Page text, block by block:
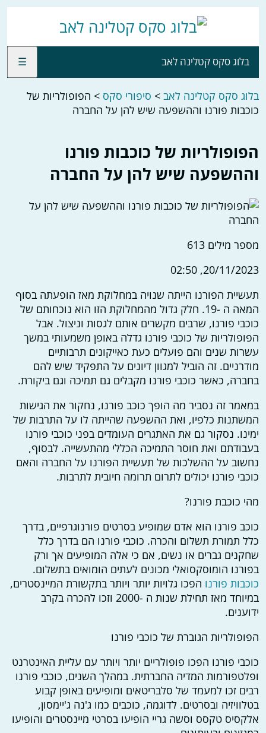
בלוג סקס קטלינה לאב ☰
בלוג סקס קטלינה לאב > סיפורי סקס > הפופולריות של
כוכבות פורנו וההשפעה שיש להן על החברה
הפופולריות של כוכבות פורנו
וההשפעה שיש להן על החברה
מספר מילים 613
20/11/2023, 02:50
תעשיית הפורנו הייתה שנויה במחלוקת מאז הופעתה בסוף
המאה ה -19. חלק גדול מהמחלוקת הזו הוא נוכחותם של
כוכבי פורנו, שרבים מקשרים אותם לגסות וניצול. אבל
הפופולריות של כוכבי פורנו גדלה באופן משמעותי במשך
עשרות שנים והם פועלים כעת כאייקונים תרבותיים
מודרניים. זה הוביל למגוון דיונים על התפקיד שיש להם
בחברה, כאשר כוכבי פורנו מקבלים גם תמיכה וגם ביקורת.
במאמר זה נסביר מה הופך כוכב פורנו, נחקור את הגישות
המשתנות כלפיו, ואת ההשפעה שהייתה לו על התרבות של
ימינו. נסקור גם את האתגרים העומדים בפני כוכבי פורנו
בעבודתם ואת חוסר התמיכה הכללי מהתעשייה. לבסוף,
נחשוב על ההשלכות של תעשיית הפורנו על החברה והאם
כוכבי פורנו יכולים לתרום תרומה חיובית לתרבות.
מהי כוכבת פורנו?
כוכב פורנו הוא אדם שמופיע בסרטים פורנוגרפיים, בדרך
כלל תמורת תשלום והכרה. כוכבי פורנו הם בדרך כלל
שחקנים גברים או נשים, אם כי אלה המופיעים אך ורק
בפורנו הומוסקסואלי מכונים לעתים הומואים בתשלום.
כוכבות פורנו הפכו גלויות יותר ויותר בתקשורת המיינסטרים,
במיוחד מאז תחילת שנות ה -2000 וזכו להכרה בקרב
ידוענים.
הפופולריות הגוברת של כוכבי פורנו
כוכבי פורנו הפכו פופולריים יותר ויותר עם עליית האינטרנט
ופלטפורמות המדיה החברתית. במהלך השנים, כוכבי פורנו
רבים זכו למעמד של סלבריטאים ומופיעים באופן קבוע
בטלוויזיה ובסרטים. לדוגמה, כוכבים כמו ג'נה ג'יימסון,
אלקסיס טקסס וסשה גריי הופיעו בסרטי מיינסטרים והופיעו